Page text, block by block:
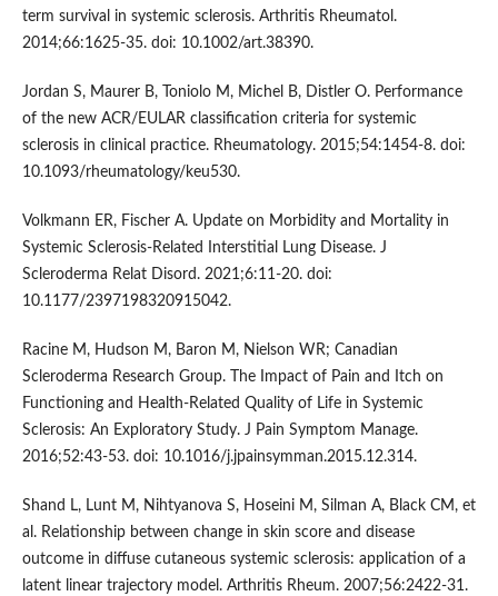
term survival in systemic sclerosis. Arthritis Rheumatol.
2014;66:1625-35. doi: 10.1002/art.38390.
Jordan S, Maurer B, Toniolo M, Michel B, Distler O. Performance
of the new ACR/EULAR classification criteria for systemic
sclerosis in clinical practice. Rheumatology. 2015;54:1454-8. doi:
10.1093/rheumatology/keu530.
Volkmann ER, Fischer A. Update on Morbidity and Mortality in
Systemic Sclerosis-Related Interstitial Lung Disease. J
Scleroderma Relat Disord. 2021;6:11-20. doi:
10.1177/2397198320915042.
Racine M, Hudson M, Baron M, Nielson WR; Canadian
Scleroderma Research Group. The Impact of Pain and Itch on
Functioning and Health-Related Quality of Life in Systemic
Sclerosis: An Exploratory Study. J Pain Symptom Manage.
2016;52:43-53. doi: 10.1016/j.jpainsymman.2015.12.314.
Shand L, Lunt M, Nihtyanova S, Hoseini M, Silman A, Black CM, et
al. Relationship between change in skin score and disease
outcome in diffuse cutaneous systemic sclerosis: application of a
latent linear trajectory model. Arthritis Rheum. 2007;56:2422-31.